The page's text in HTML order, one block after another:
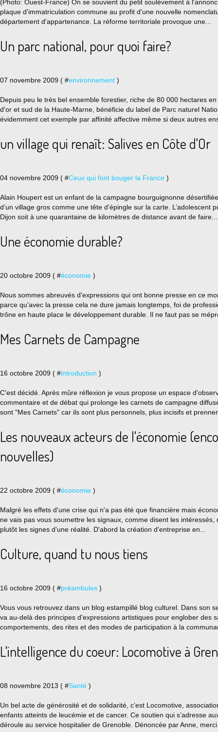
(Photo: Ouest-France) On se souvient du petit soulèvement à
plaque d'immatriculation commune au profit d'une nouvelle
département d'appartenance. La réforme territoriale provoque une...
Un parc national, pour quoi faire?
07 novembre 2009 ( #environnement )
Depuis peu le très bel ensemble forestier, riche de 80 000 hectares
d'or et sud de la Haute-Marne, bénéficie du label de Parc naturel
évidemment cet exemple par affinité affective même si deux autres
un village qui renaît: Salives en Côte d'Or
04 novembre 2009 ( #Ceux qui font bouger la France )
Alain Houpert est un enfant de la campagne bourguignonne
d’un village gros comme une tête d’épingle sur la carte. L’adolescent
Dijon soit à une quarantaine de kilomètres de distance avant de faire...
Une économie durable?
20 octobre 2009 ( #économie )
Nous sommes abreuvés d'expressions qui ont bonne presse en ce
parce qu'avec la presse cela ne dure jamais longtemps, foi de
trône en haute place le développement durable. Il ne faut pas se
Mes Carnets de Campagne
16 octobre 2009 ( #introduction )
C'est décidé. Après mûre réflexion je vous propose un espace
commentaire et de débat qui prolonge les carnets de campagne
sont "Mes Carnets" car ils sont plus personnels, plus incisifs et
Les nouveaux acteurs de l'économie
nouvelles)
22 octobre 2009 ( #économie )
Malgré les effets d'une crise qui n'a pas été que financière mais
ne vais pas vous soumettre les signaux, comme disent les intéressés,
plutôt les signes d'une réalité. D'abord la création d'entreprise en...
Culture, quand tu nous tiens
16 octobre 2009 ( #préambules )
Vous vous retrouvez dans un blog estampillé blog culturel. Dans son
va au-delà des principes d'expressions artistiques pour englober des
comportements, des rites et des modes de participation à la
L'intelligence du coeur: Locomotive à
08 novembre 2013 ( #Santé )
Un bel acte de générosité et de solidarité, c’est Locomotive,
enfants atteints de leucémie et de cancer. Ce soutien qui s’adresse
déroule au service hospitalier de Grenoble. Dénoncée par Anne,